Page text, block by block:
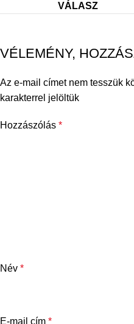
VÁLASZ
VÉLEMÉNY,
Az e-mail címet nem tesszük
karakterrel jelöltük
Hozzászólás *
Név *
E-mail cím *